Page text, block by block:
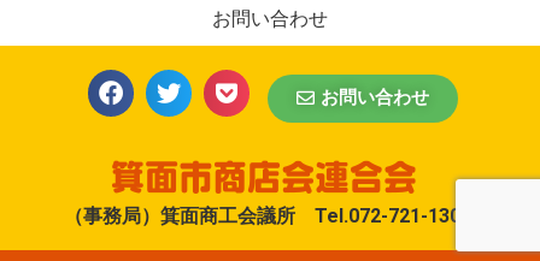
ザ・やおや
博文堂書店
なごみのお豆腐 伏見屋 箕
お問い合わせ
お問い合わせ
（事務局）箕面商工会議所 Tel.072-721-1300